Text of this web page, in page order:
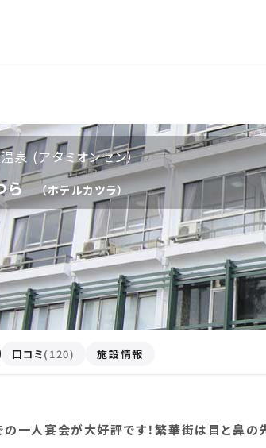
手県(3) 山形県(3) 宮城県(8) 福島
知県(15) 岐阜県(5) 三重県(9)
泉 (アタミオンセン）
ら（ホテルカツラ）
口コミ(120) 施設情報
一人宴会が大好評です！繁華街は目と鼻の